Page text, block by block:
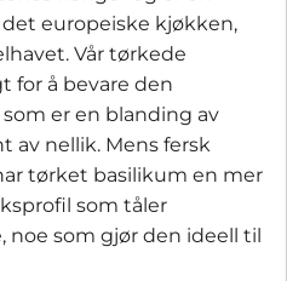
europeiske kjøkken,
Vår tørkede
for å bevare den
er en blanding av
av nellik. Mens fersk
tørket basilikum en mer
som tåler
noe som gjør den ideell til